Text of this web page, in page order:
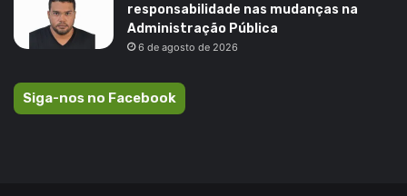
responsabilidade nas mudanças na
Administração Pública
6 de agosto de 2026
Siga-nos no Facebook